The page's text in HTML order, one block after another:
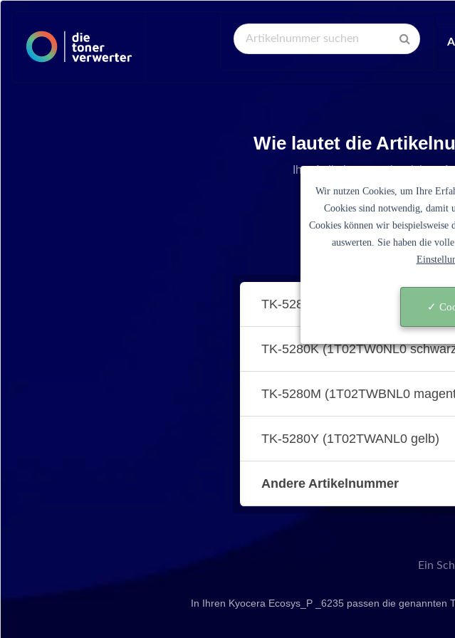
Global Search
Wie lautet die
Ihre Artikelnummer ist nicht
TK-5280C (1T02TWCNL0 cyan)
TK-5280K (1T02TW0NL0
TK-5280M (1T02TWBNL0
TK-5280Y (1T02TWANL0 gelb)
Andere Artikelnummer
Ein
In Ihren Kyocera Ecosys_P _6235 passen die genannten
Wir nutzen Cookies, um Ihre
Cookies sind notwendig, damit
Cookies können wir beispielsweise
auswerten. Sie haben die
✓